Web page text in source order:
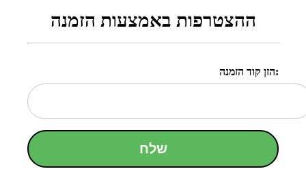
ההצטרפות באמצעות הזמנה
הזן קוד הזמנה:
שלח